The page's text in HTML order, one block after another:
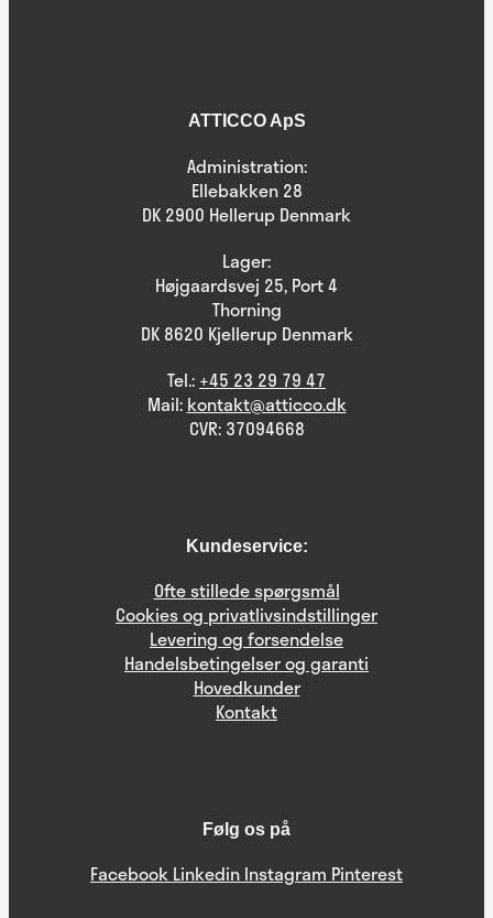
ATTICCO ApS
Administration:
Ellebakken 28
DK 2900 Hellerup Denmark
Lager:
Højgaardsvej 25, Port 4
Thorning
DK 8620 Kjellerup Denmark
Tel.: +45 23 29 79 47
Mail: kontakt@atticco.dk
CVR: 37094668
Kundeservice:
Ofte stillede spørgsmål
Cookies og privatlivsindstillinger
Levering og forsendelse
Handelsbetingelser og garanti
Hovedkunder
Kontakt
Følg os på
Facebook Linkedin Instagram Pinterest